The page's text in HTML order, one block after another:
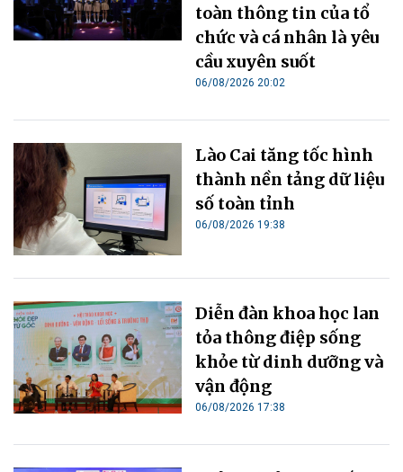
toàn thông tin của tổ
chức và cá nhân là yêu
cầu xuyên suốt
06/08/2026 20:02
Lào Cai tăng tốc hình
thành nền tảng dữ liệu
số toàn tỉnh
06/08/2026 19:38
Diễn đàn khoa học lan
tỏa thông điệp sống
khỏe từ dinh dưỡng và
vận động
06/08/2026 17:38